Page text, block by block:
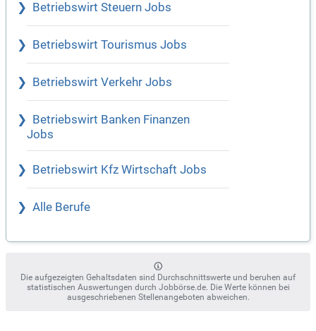
Betriebswirt Steuern Jobs
Betriebswirt Tourismus Jobs
Betriebswirt Verkehr Jobs
Betriebswirt Banken Finanzen
Jobs
Betriebswirt Kfz Wirtschaft Jobs
Alle Berufe
Die aufgezeigten Gehaltsdaten sind Durchschnittswerte und beruhen auf
statistischen Auswertungen durch Jobbörse.de. Die Werte können bei
ausgeschriebenen Stellenangeboten abweichen.